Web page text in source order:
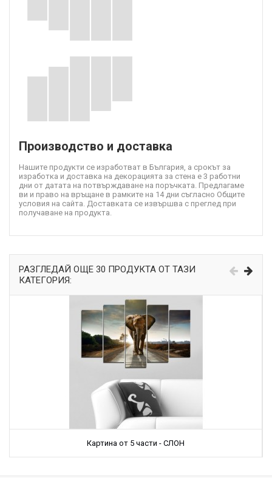
Производство и доставка
Нашите продукти се изработват в България, а срокът за
изработка и доставка на декорацията за стена е 3 работни
дни от датата на потвърждаване на поръчката. Предлагаме
ви и право на връщане в рамките на 14 дни съгласно Общите
условия на сайта. Доставката се извършва с преглед при
получаване на продукта.
РАЗГЛЕДАЙ ОЩЕ 30 ПРОДУКТА ОТ ТАЗИ
КАТЕГОРИЯ:
Картина от 5 части - СЛОН